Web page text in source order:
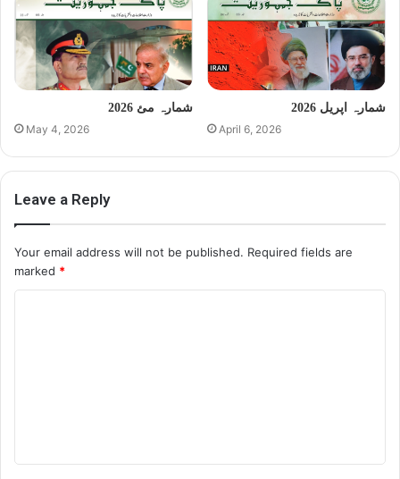
شمارہ مئ 2026
May 4, 2026
شمارہ اپریل 2026
April 6, 2026
Leave a Reply
Your email address will not be published. Required fields are
marked *
t